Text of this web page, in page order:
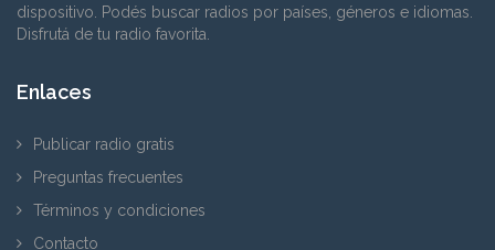
dispositivo. Podés buscar radios por países, géneros e idiomas.
Disfrutá de tu radio favorita.
Enlaces
Publicar radio gratis
Preguntas frecuentes
Términos y condiciones
Contacto